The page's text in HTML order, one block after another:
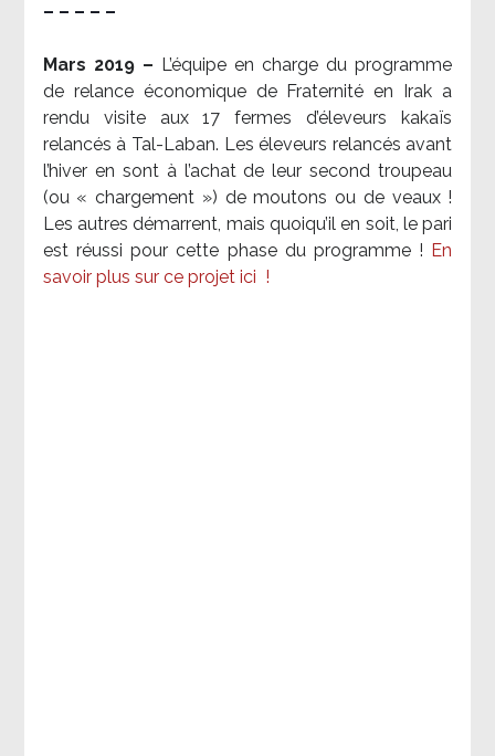
– – – – –
Mars 2019 – L’équipe en charge du programme
de relance économique de Fraternité en Irak a
rendu visite aux 17 fermes d’éleveurs kakaïs
relancés à Tal-Laban. Les éleveurs relancés avant
l’hiver en sont à l’achat de leur second troupeau
(ou « chargement ») de moutons ou de veaux !
Les autres démarrent, mais quoiqu’il en soit, le pari
est réussi pour cette phase du programme ! En
savoir plus sur ce projet ici !